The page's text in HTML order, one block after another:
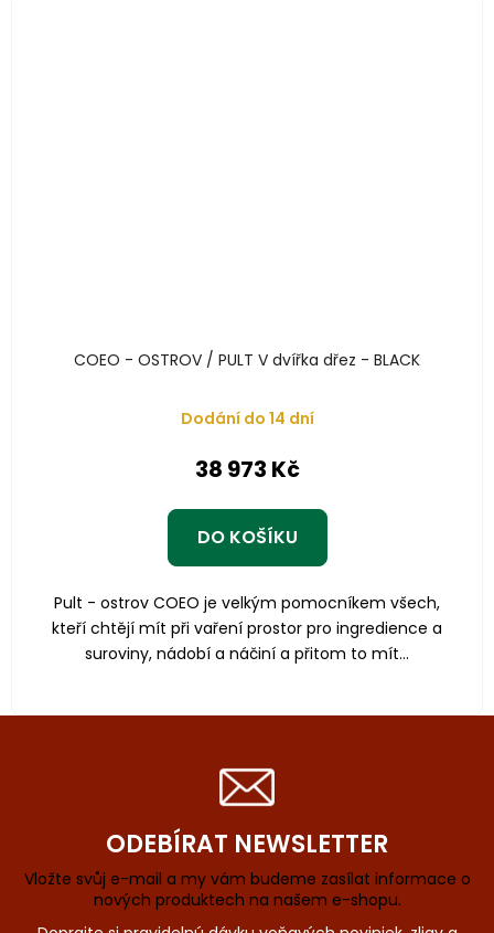
COEO - OSTROV / PULT V dvířka dřez - BLACK
Dodání do 14 dní
38 973 Kč
DO KOŠÍKU
Pult - ostrov COEO je velkým pomocníkem všech,
kteří chtějí mít při vaření prostor pro ingredience a
suroviny, nádobí a náčiní a přitom to mít...
ODEBÍRAT NEWSLETTER
Vložte svůj e-mail a my vám budeme zasílat informace o
nových produktech na našem e-shopu.